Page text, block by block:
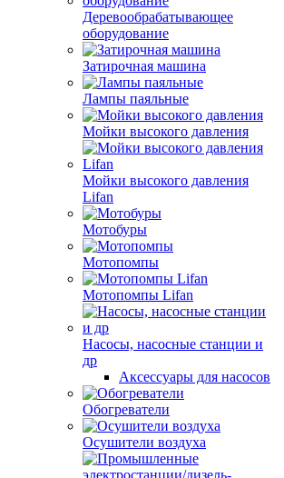
Деревообрабатывающее
оборудование
Затирочная машина
Лампы паяльные
Мойки высокого давления
Мойки высокого давления
Lifan
Мотобуры
Мотопомпы
Мотопомпы Lifan
Насосы, насосные станции и
др
Аксессуары для насосов
Обогреватели
Осушители воздуха